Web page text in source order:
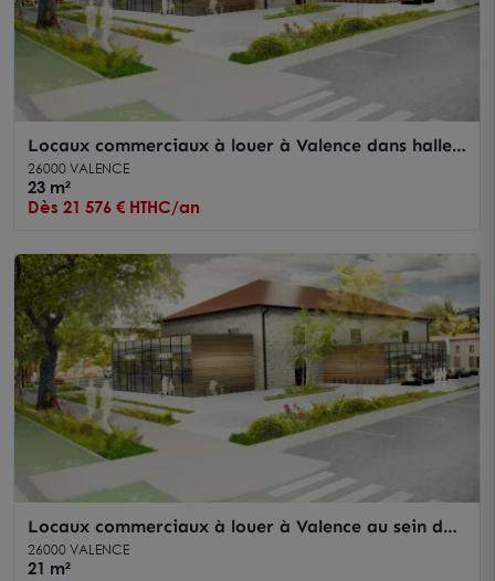
Locaux commerciaux à louer à Valence dans halle
gourmande emplacement dynamique
26000 VALENCE
23 m²
Dès 21 576 € HTHC/an
Locaux commerciaux à louer à Valence au sein des
nouvelles Halles Gourmandes
26000 VALENCE
21 m²